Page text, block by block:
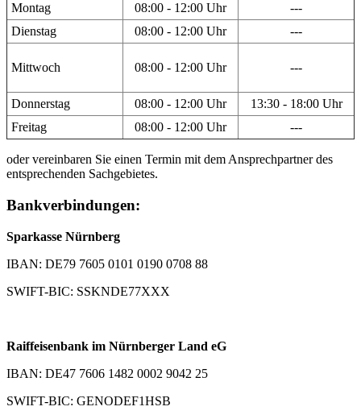
Montag 08:00 - 12:00 Uhr
---
Dienstag
08:00 - 12:00 Uhr ---
Mittwoch 08:00 - 12:00 Uhr ---
Donnerstag 08:00 - 12:00 Uhr
13:30 - 18:00 Uhr
Freitag
08:00 - 12:00 Uhr ---
oder vereinbaren Sie einen Termin mit dem Ansprechpartner des
entsprechenden Sachgebietes.
Bankverbindungen:
Sparkasse Nürnberg
IBAN: DE79 7605 0101 0190 0708 88
SWIFT-BIC: SSKNDE77XXX
Raiffeisenbank im Nürnberger Land eG
IBAN: DE47 7606 1482 0002 9042 25
SWIFT-BIC: GENODEF1HSB